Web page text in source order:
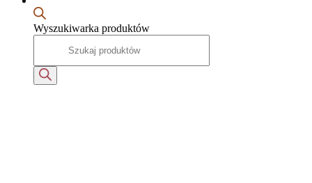
Wyszukiwarka produktów